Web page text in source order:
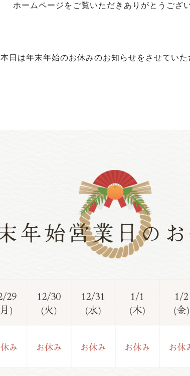
ホームページをご覧いただきありがとうござ
本日は年末年始のお休みのお知らせをさせていた